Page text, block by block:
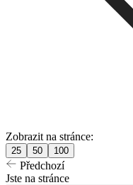
Zobrazit na stránce:
25 50 100
Předchozí
Jste na stránce